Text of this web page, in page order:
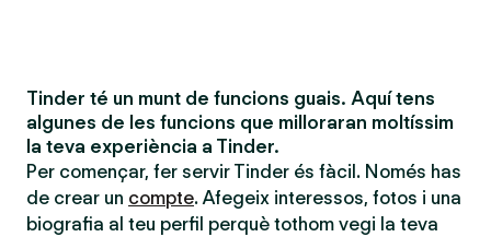
Tinder té un munt de funcions guais. Aquí tens
algunes de les funcions que milloraran moltíssim
la teva experiència a Tinder.
Per començar, fer servir Tinder és fàcil. Només has
de crear un compte. Afegeix interessos, fotos i una
biografia al teu perfil perquè tothom vegi la teva